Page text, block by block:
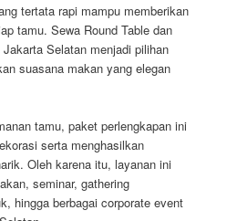
tertata rapi mampu memberikan
tamu. Sewa Round Table dan
Selatan menjadi pilihan
suasana makan yang elegan
tamu, paket perlengkapan ini
serta menghasilkan
Oleh karena itu, layanan ini
seminar, gathering
hingga berbagai corporate event